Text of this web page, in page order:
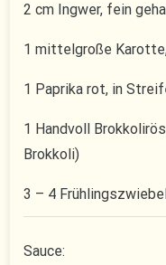
2 cm Ingwer, fein
1 mittelgroße
1 Paprika rot, in
1 Handvoll
Brokkoli)
3 – 4
Sauce: